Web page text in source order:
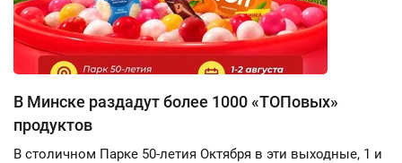
В Минске раздадут более 1000 «ТОПовых»
продуктов
В столичном Парке 50-летия Октября в эти выходные, 1 и